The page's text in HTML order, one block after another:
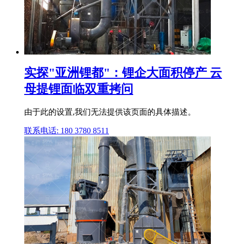
实探"亚洲锂都"：锂企大面积停产 云
母提锂面临双重拷问
由于此的设置,我们无法提供该页面的具体描述。
联系电话: 180 3780 8511